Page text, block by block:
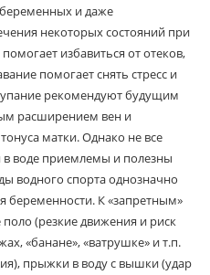
и даже
некоторых состояний при
избавиться от отеков,
помогает снять стресс и
рекомендуют будущим
расширением вен и
матки. Однако не все
в воде приемлемы и полезны
водного спорта однозначно
беременности. К «запретным»
(резкие движения и риск
«банане», «ватрушке» и т.п.
прыжки в воду с вышки (удар